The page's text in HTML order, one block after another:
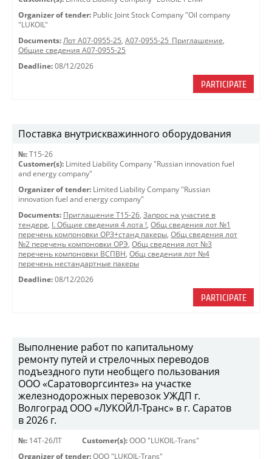
Organizer of tender: Public Joint Stock Company "Oil company
"LUKOIL"
Documents: Лот A07-0955-25, A07-0955-25_Приглашение,
Общие сведения A07-0955-25
Deadline: 08/12/2026
PARTICIPATE
Поставка внутрискважинного оборудования
№: Т15-26
Customer(s): Limited Liability Company "Russian innovation fuel
and energy company"
Organizer of tender: Limited Liability Company "Russian
innovation fuel and energy company"
Documents: Приглашение Т15-26, Запрос на участие в
тендере, I. Общие сведения 4 лота !, Общ сведения лот №1
перечень компоновки ОРЗ+станд пакеры, Общ сведения лот
№2 перечень компоновки ОРЭ, Общ сведения лот №3
перечень компоновки ВСПВН, Общ сведения лот №4
перечень нестандартные пакеры
Deadline: 08/12/2026
PARTICIPATE
Выполнение работ по капитальному
ремонту путей и стрелочных переводов
подъездного пути необщего пользования
ООО «Саратоворгсинтез» на участке
железнодорожных перевозок УЖДП г.
Волгоград ООО «ЛУКОЙЛ-Транс» в г. Саратов
в 2026 г.
№: 14Т-26ЛТ Customer(s): OOO "LUKOIL-Trans"
Organizer of tender: OOO "LUKOIL-Trans"